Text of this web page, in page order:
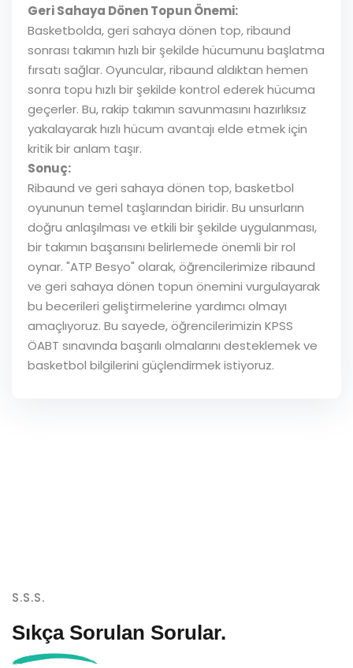
Geri Sahaya Dönen Topun Önemi:
Basketbolda, geri sahaya dönen top, ribaund
sonrası takımın hızlı bir şekilde hücumunu başlatma
fırsatı sağlar. Oyuncular, ribaund aldıktan hemen
sonra topu hızlı bir şekilde kontrol ederek hücuma
geçerler. Bu, rakip takımın savunmasını hazırlıksız
yakalayarak hızlı hücum avantajı elde etmek için
kritik bir anlam taşır.
Sonuç:
Ribaund ve geri sahaya dönen top, basketbol
oyununun temel taşlarından biridir. Bu unsurların
doğru anlaşılması ve etkili bir şekilde uygulanması,
bir takımın başarısını belirlemede önemli bir rol
oynar. "ATP Besyo" olarak, öğrencilerimize ribaund
ve geri sahaya dönen topun önemini vurgulayarak
bu becerileri geliştirmelerine yardımcı olmayı
amaçlıyoruz. Bu sayede, öğrencilerimizin KPSS
ÖABT sınavında başarılı olmalarını desteklemek ve
basketbol bilgilerini güçlendirmek istiyoruz.
S.S.S.
Sıkça Sorulan Sorular.